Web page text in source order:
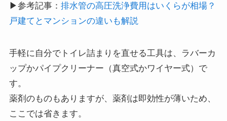
▶参考記事： 排水管の高圧洗浄費用はいくらが相場？
戸建てとマンションの違いも解説
手軽に自分でトイレ詰まりを直せる工具は、ラバーカ
ップかパイプクリーナー（真空式かワイヤー式）で
す。
薬剤のものもありますが、薬剤は即効性が薄いため、
ここでは省きます。